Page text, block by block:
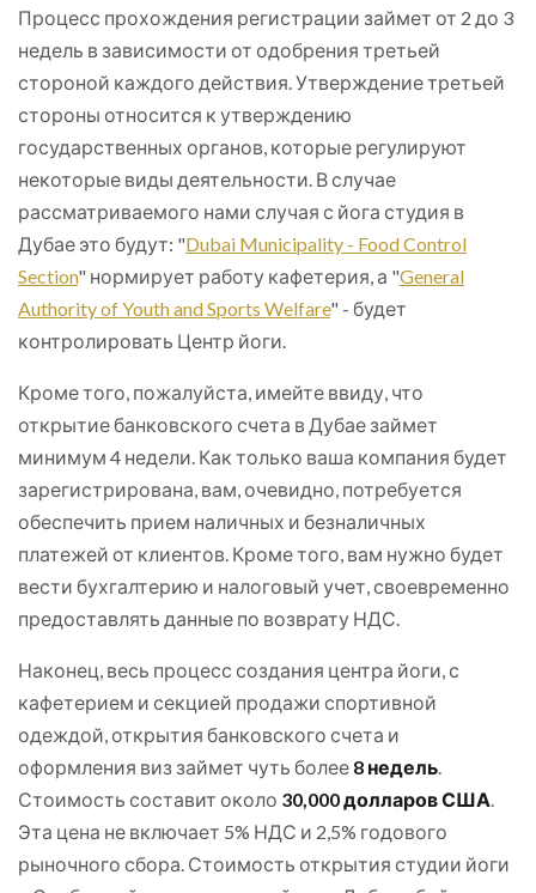
Процесс прохождения регистрации займет от 2 до 3
недель в зависимости от одобрения третьей
стороной каждого действия. Утверждение третьей
стороны относится к утверждению
государственных органов, которые регулируют
некоторые виды деятельности. В случае
рассматриваемого нами случая с йога студия в
Дубае это будут: "Dubai Municipality - Food Control
Section" нормирует работу кафетерия, а "General
Authority of Youth and Sports Welfare" - будет
контролировать Центр йоги.
Кроме того, пожалуйста, имейте ввиду, что
открытие банковского счета в Дубае займет
минимум 4 недели. Как только ваша компания будет
зарегистрирована, вам, очевидно, потребуется
обеспечить прием наличных и безналичных
платежей от клиентов. Кроме того, вам нужно будет
вести бухгалтерию и налоговый учет, своевременно
предоставлять данные по возврату НДС.
Наконец, весь процесс создания центра йоги, с
кафетерием и секцией продажи спортивной
одеждой, открытия банковского счета и
оформления виз займет чуть более 8 недель.
Стоимость составит около 30,000 долларов США.
Эта цена не включает 5% НДС и 2,5% годового
рыночного сбора. Стоимость открытия студии йоги